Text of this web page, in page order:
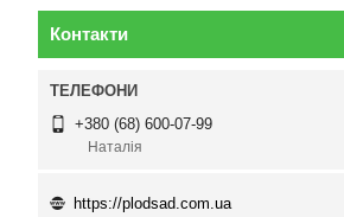
Контакти
+380 (68) 600-07-99
Наталія
https://plodsad.com.ua